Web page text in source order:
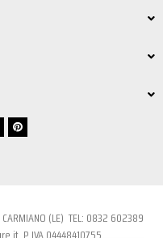
(LE) TEL: 0832 602389